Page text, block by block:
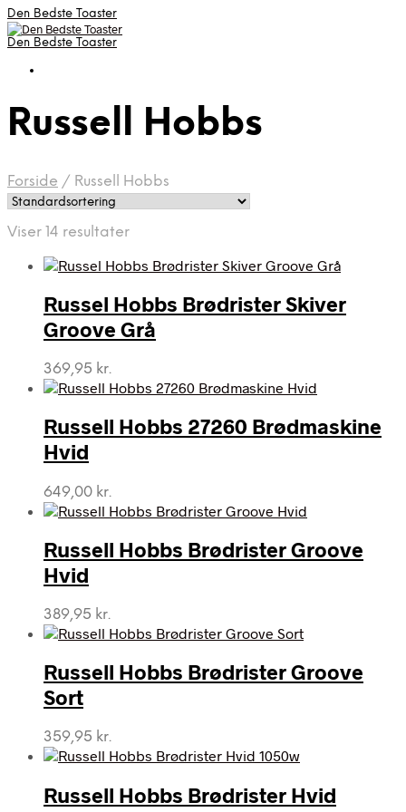
Den Bedste Toaster
Den Bedste Toaster
Russell Hobbs
Forside / Russell Hobbs
Viser 14 resultater
Russel Hobbs Brødrister Skiver
Groove Grå
369,95 kr.
Russell Hobbs 27260 Brødmaskine
Hvid
649,00 kr.
Russell Hobbs Brødrister Groove
Hvid
389,95 kr.
Russell Hobbs Brødrister Groove
Sort
359,95 kr.
Russell Hobbs Brødrister Hvid